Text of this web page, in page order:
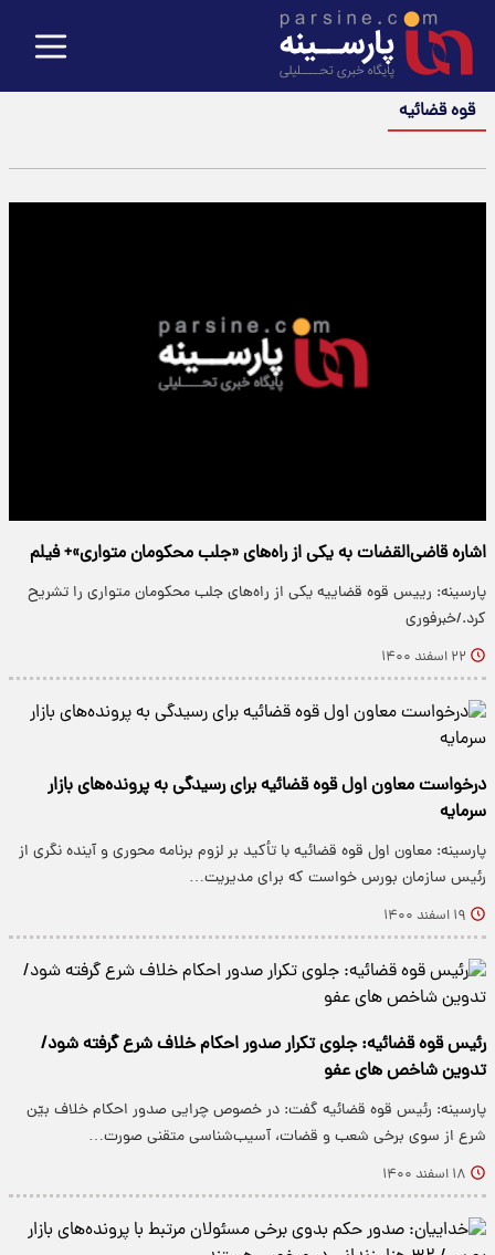
قوه قضائیه
اشاره قاضی‌القضات به یکی از راه‌های «جلب محکومان متواری»+ فیلم
پارسینه: رییس قوه قضاییه یکی از راه‌های جلب محکومان متواری را تشریح
کرد./خبرفوری
۲۲ اسفند ۱۴۰۰
درخواست معاون اول قوه قضائیه برای رسیدگی به پرونده‌های بازار
سرمایه
پارسینه: معاون اول قوه قضائیه با تأکید بر لزوم برنامه محوری و آینده نگری از
رئیس سازمان بورس خواست که برای مدیریت…
۱۹ اسفند ۱۴۰۰
رئیس قوه قضائیه: جلوی تکرار صدور احکام خلاف شرع گرفته شود/
تدوین شاخص های عفو
پارسینه: رئیس قوه قضائیه گفت: در خصوص چرایی صدور احکام خلاف بیّن
شرع از سوی برخی شعب و قضات، آسیب‌شناسی متقنی صورت…
۱۸ اسفند ۱۴۰۰